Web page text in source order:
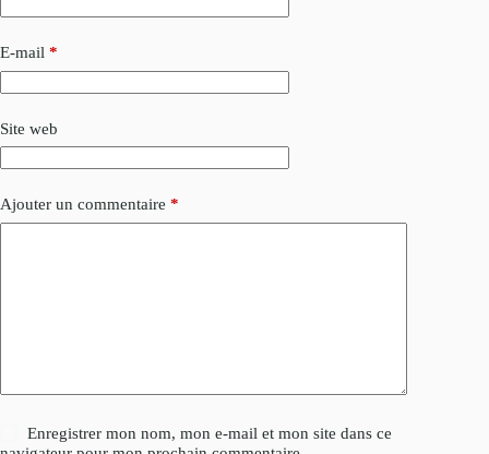
E-mail *
Site web
Ajouter un commentaire *
Enregistrer mon nom, mon e-mail et mon site dans ce